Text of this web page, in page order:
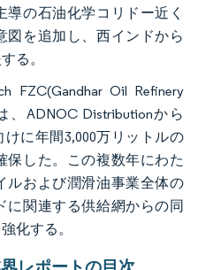
の石油化学コリドー近く
図を追加し、西インドから
る。
FZC(Gandhar Oil Refinery
ADNOC Distributionから
けに年間3,000万リットルの
保した。この複数年にわた
ルおよび潤滑油事業全体の
に関連する供給網からの同
化する。